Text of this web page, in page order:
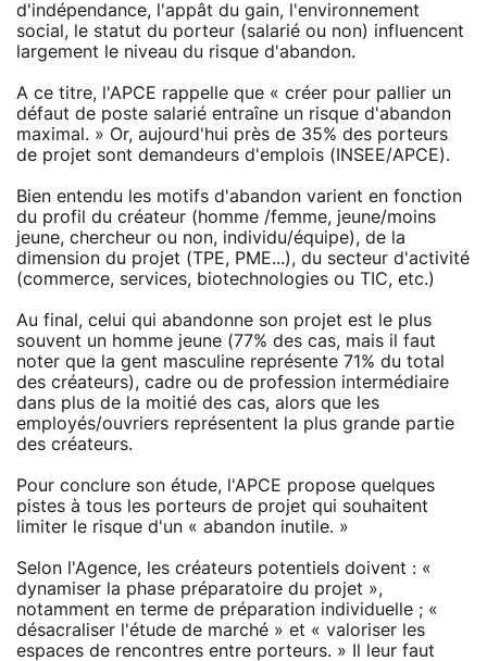
d'indépendance, l'appât du gain, l'environnement
social, le statut du porteur (salarié ou non) influencent
largement le niveau du risque d'abandon.
A ce titre, l'APCE rappelle que « créer pour pallier un
défaut de poste salarié entraîne un risque d'abandon
maximal. » Or, aujourd'hui près de 35% des porteurs
de projet sont demandeurs d'emplois (INSEE/APCE).
Bien entendu les motifs d'abandon varient en fonction
du profil du créateur (homme /femme, jeune/moins
jeune, chercheur ou non, individu/équipe), de la
dimension du projet (TPE, PME...), du secteur d'activité
(commerce, services, biotechnologies ou TIC, etc.)
Au final, celui qui abandonne son projet est le plus
souvent un homme jeune (77% des cas, mais il faut
noter que la gent masculine représente 71% du total
des créateurs), cadre ou de profession intermédiaire
dans plus de la moitié des cas, alors que les
employés/ouvriers représentent la plus grande partie
des créateurs.
Pour conclure son étude, l'APCE propose quelques
pistes à tous les porteurs de projet qui souhaitent
limiter le risque d'un « abandon inutile. »
Selon l'Agence, les créateurs potentiels doivent : «
dynamiser la phase préparatoire du projet »,
notamment en terme de préparation individuelle ; «
désacraliser l'étude de marché » et « valoriser les
espaces de rencontres entre porteurs. » Il leur faut